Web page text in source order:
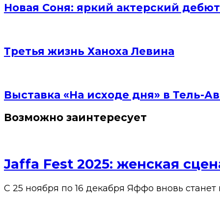
Новая Соня: яркий актерский
Третья жизнь Ханоха Левина
Выставка «На исходе дня» в Тель-
Возможно заинтересует
Jaffa Fest 2025: женская
С 25 ноября по 16 декабря Яффо вновь